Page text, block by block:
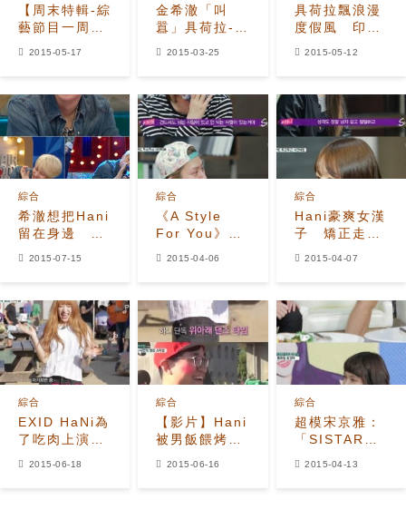
【周末特輯-綜
藝節目一周回
Hani曖昧中
2015-05-17
金希澈「叫
囂」具荷拉-寶
2015-03-25
具荷拉飄浪漫
度假風 印花
2015-05-12
希澈想把Hani
留在身邊 看
綜合
2015-07-15
《A Style
For You》具
綜合
2015-04-06
Hani豪爽女漢
子 矯正走路
綜合
2015-04-07
EXID HaNi為
了吃肉上演暴
綜合
2015-06-18
【影片】Hani
被男飯餵烤
綜合
2015-06-16
超模宋京雅：
「SISTAR寶
綜合
2015-04-13